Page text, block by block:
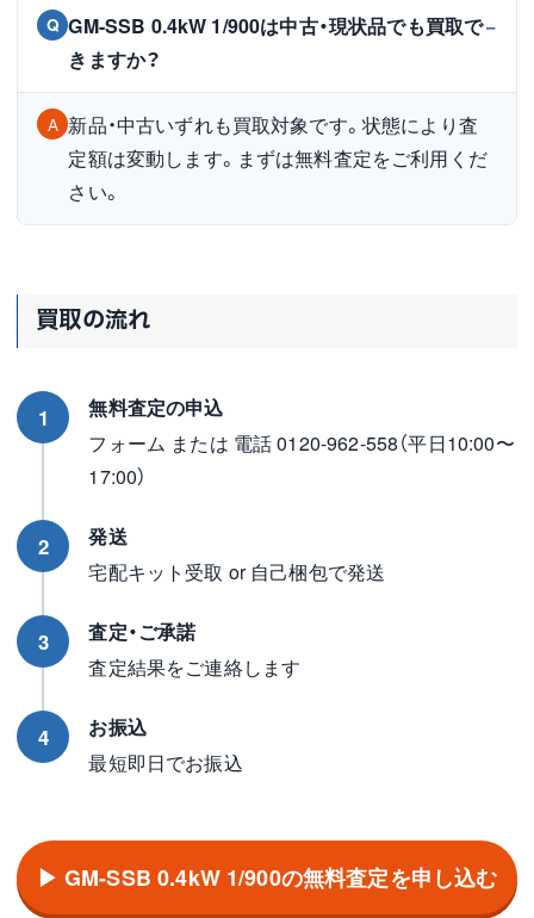
Q GM-SSB 0.4kW 1/900は中古・現状品でも買取で
きますか？
A 新品・中古いずれも買取対象です。状態により査
定額は変動します。まずは無料査定をご利用くだ
さい。
買取の流れ
1
無料査定の申込
フォーム または 電話 0120-962-558（平日10:00〜
17:00）
2
発送
宅配キット受取 or 自己梱包で発送
3
査定・ご承諾
査定結果をご連絡します
4
お振込
最短即日でお振込
▶ GM-SSB 0.4kW 1/900の無料査定を申し込む